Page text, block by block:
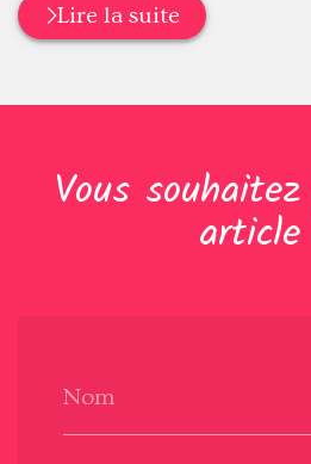
Lire la suite
Vous
Nom